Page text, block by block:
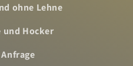
ohne Lehne
Hocker